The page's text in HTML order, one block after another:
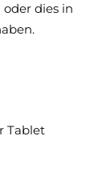
dies in
Tablet